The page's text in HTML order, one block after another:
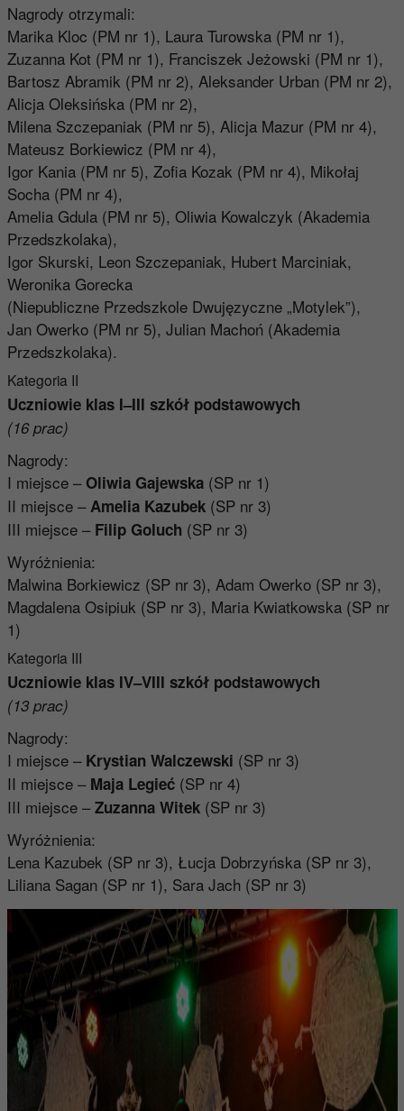
Nagrody otrzymali:
Marika Kloc (PM nr 1), Laura Turowska (PM nr 1),
Zuzanna Kot (PM nr 1), Franciszek Jeżowski (PM nr 1),
Bartosz Abramik (PM nr 2), Aleksander Urban (PM nr 2),
Alicja Oleksińska (PM nr 2),
Milena Szczepaniak (PM nr 5), Alicja Mazur (PM nr 4),
Mateusz Borkiewicz (PM nr 4),
Igor Kania (PM nr 5), Zofia Kozak (PM nr 4), Mikołaj
Socha (PM nr 4),
Amelia Gdula (PM nr 5), Oliwia Kowalczyk (Akademia
Przedszkolaka),
Igor Skurski, Leon Szczepaniak, Hubert Marciniak,
Weronika Gorecka
(Niepubliczne Przedszkole Dwujęzyczne „Motylek”),
Jan Owerko (PM nr 5), Julian Machoń (Akademia
Przedszkolaka).
Kategoria II
Uczniowie klas I–III szkół podstawowych
(16 prac)
Nagrody:
I miejsce –Oliwia Gajewska(SP nr 1)
II miejsce –Amelia Kazubek(SP nr 3)
III miejsce – Filip Goluch (SP nr 3)
Wyróżnienia:
Malwina Borkiewicz (SP nr 3), Adam Owerko (SP nr 3),
Magdalena Osipiuk (SP nr 3), Maria Kwiatkowska (SP nr
1)
Kategoria III
Uczniowie klas IV–VIII szkół podstawowych
(13 prac)
Nagrody:
I miejsce – Krystian Walczewski (SP nr 3)
II miejsce – Maja Legieć(SP nr 4)
III miejsce –Zuzanna Witek(SP nr 3)
Wyróżnienia:
Lena Kazubek (SP nr 3), Łucja Dobrzyńska (SP nr 3),
Liliana Sagan (SP nr 1), Sara Jach (SP nr 3)